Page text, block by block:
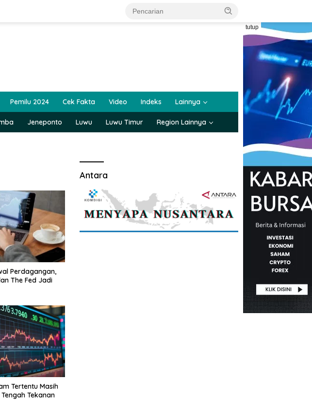
tutup
Pemilu 2024 Cek Fakta Video Indeks Lainnya
Jeneponto Luwu Luwu Timur Region Lainnya
Perdagangan,
The Fed Jadi
Tertentu Masih
Tekanan
Antara